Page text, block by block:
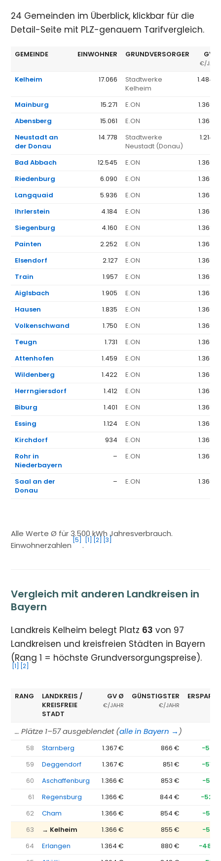
24 Gemeinden im Überblick, klickbar für die
Detail-Seite mit PLZ-genauem Tarifvergleich.
GEMEINDE EINWOHNER GRUNDVERSORGER GV Ø
€/JAHR
Kelheim 17.066
Stadtwerke
Kelheim
1.484 €
Mainburg 15.271 E.ON
1.368 €
Abensberg
15.061 E.ON
1.368 €
Neustadt an
der Donau
14.778
Stadtwerke
Neustadt (Donau)
1.214 €
Bad Abbach 12.545 E.ON
1.368 €
Riedenburg
6.090 E.ON
1.368 €
Langquaid
5.936 E.ON
1.368 €
Ihrlerstein
4.184 E.ON
1.368 €
Siegenburg
4.160 E.ON
1.368 €
Painten
2.252 E.ON
1.368 €
Elsendorf
2.127 E.ON
1.368 €
Train
1.957 E.ON
1.368 €
Aiglsbach
1.905 E.ON
1.368 €
Hausen
1.835 E.ON
1.368 €
Volkenschwand
1.750 E.ON
1.368 €
Teugn
1.731 E.ON
1.368 €
Attenhofen
1.459 E.ON
1.368 €
Wildenberg
1.422 E.ON
1.368 €
Herrngiersdorf
1.412 E.ON
1.368 €
Biburg
1.401 E.ON
1.368 €
Essing
1.124 E.ON
1.368 €
Kirchdorf
934 E.ON
1.368 €
Rohr in
Niederbayern
– E.ON 1.368 €
Saal an der
Donau
– E.ON 1.368 €
Alle Werte Ø für 3.500 kWh Jahresverbrauch.
Einwohnerzahlen
[5]
.
[1] [2] [3]
Vergleich mit anderen Landkreisen in
Bayern
Landkreis Kelheim belegt Platz 63 von 97
Landkreisen und kreisfreien Städten in Bayern
(Rang 1 = höchste Grundversorgungspreise).
[1] [2]
RANG
LANDKREIS /
KREISFREIE
STADT
GV Ø
€/JAHR
GÜNSTIGSTER
€/JAHR
… Plätze 1–57 ausgeblendet (alle in Bayern → )
58 Starnberg 1.367 € 866 €
−501
59
Deggendorf 1.367 € 851 €
−515
60
Aschaffenburg 1.366 € 853 €
−513
61
Regensburg 1.366 € 844 €
−522
62
Cham 1.366 € 854 €
−512
63
→ Kelheim 1.366 € 855 €
−512
64
Erlangen 1.364 € 880 €
−484